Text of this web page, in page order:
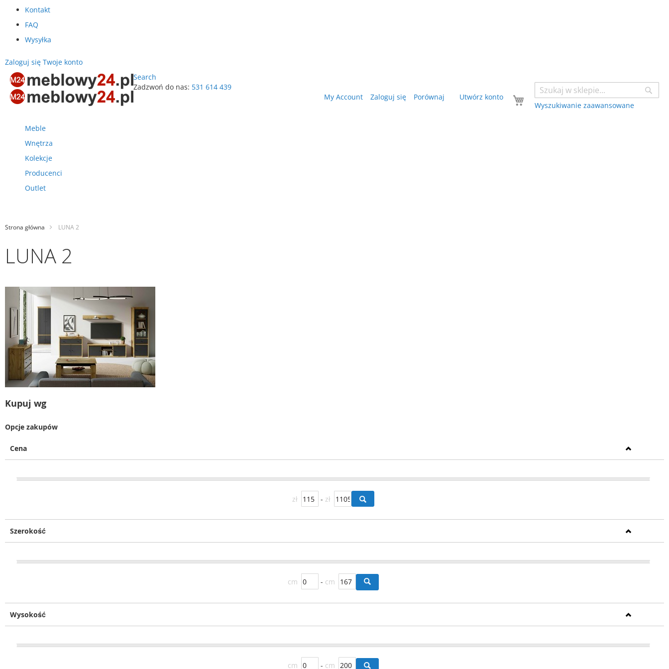
Kontakt
FAQ
Wysyłka
Zaloguj się Twoje konto
Search
Wyszukiwanie zaawansowane
Zadzwoń do nas: 531 614 439
Twój koszyk
My Account Zaloguj się Porównaj Utwórz konto
Meble
Wnętrza
Kolekcje
Producenci
Outlet
Strona główna LUNA 2
LUNA 2
Kupuj wg
Opcje zakupów
Cena
zł - zł
Szerokość
cm - cm
Wysokość
cm - cm